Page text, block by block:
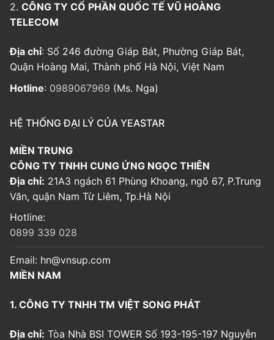
2. CÔNG TY CỔ PHẦN QUỐC TẾ VŨ HOÀNG
TELECOM
Địa chỉ: Số 246 đường Giáp Bát, Phường Giáp Bát,
Quận Hoàng Mai, Thành phố Hà Nội, Việt Nam
Hotline: 0989067969 (Ms. Nga)
HỆ THỐNG ĐẠI LÝ CỦA YEASTAR
MIỀN TRUNG
CÔNG TY TNHH CUNG ỨNG NGỌC THIÊN
Địa chỉ: 21A3 ngách 61 Phùng Khoang, ngõ 67, P.Trung
Văn, quận Nam Từ Liêm, Tp.Hà Nội
Hotline:
0899 339 028
Email: hn@vnsup.com
MIỀN NAM
1. CÔNG TY TNHH TM VIỆT SONG PHÁT
Địa chỉ: Tòa Nhà BSI TOWER Số 193-195-197 Nguyễn